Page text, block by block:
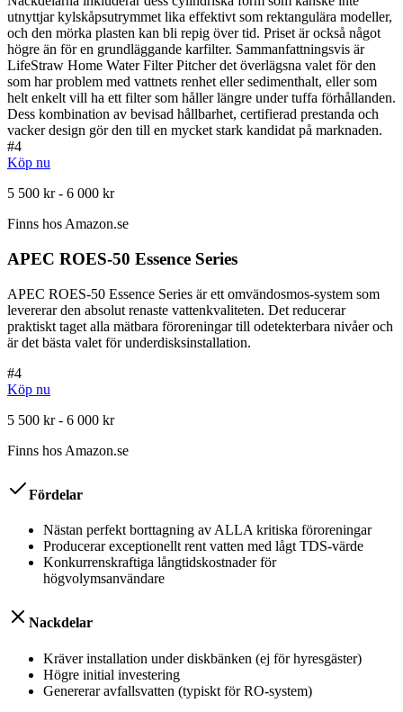
utnyttjar kylskåpsutrymmet lika effektivt som rektangulära modeller,
och den mörka plasten kan bli repig över tid. Priset är också något
högre än för en grundläggande karfilter. Sammanfattningsvis är
LifeStraw Home Water Filter Pitcher det överlägsna valet för den
som har problem med vattnets renhet eller sedimenthalt, eller som
helt enkelt vill ha ett filter som håller längre under tuffa förhållanden.
Dess kombination av bevisad hållbarhet, certifierad prestanda och
vacker design gör den till en mycket stark kandidat på marknaden.
#4
Köp nu
5 500 kr - 6 000 kr
Finns hos Amazon.se
APEC ROES-50 Essence Series
APEC ROES-50 Essence Series är ett omvändosmos-system som
levererar den absolut renaste vattenkvaliteten. Det reducerar
praktiskt taget alla mätbara föroreningar till odetekterbara nivåer och
är det bästa valet för underdisksinstallation.
#4
Köp nu
5 500 kr - 6 000 kr
Finns hos Amazon.se
Fördelar
Nästan perfekt borttagning av ALLA kritiska föroreningar
Producerar exceptionellt rent vatten med lågt TDS-värde
Konkurrenskraftiga långtidskostnader för
högvolymsanvändare
Nackdelar
Kräver installation under diskbänken (ej för hyresgäster)
Högre initial investering
Genererar avfallsvatten (typiskt för RO-system)